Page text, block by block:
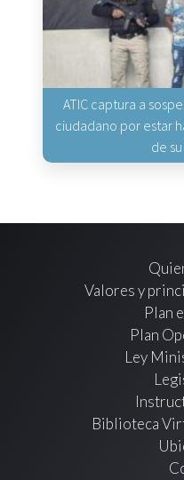
ATIC captura a
ciudadano por estar
de
Valores y
Plan
Plan
Ley
Biblioteca